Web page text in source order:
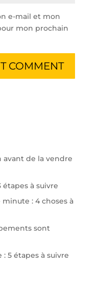
e-mail et mon
mon prochain
de la vendre
à suivre
: 4 choses à
sont
5 étapes à suivre